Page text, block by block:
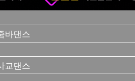
바댄스
교댄스